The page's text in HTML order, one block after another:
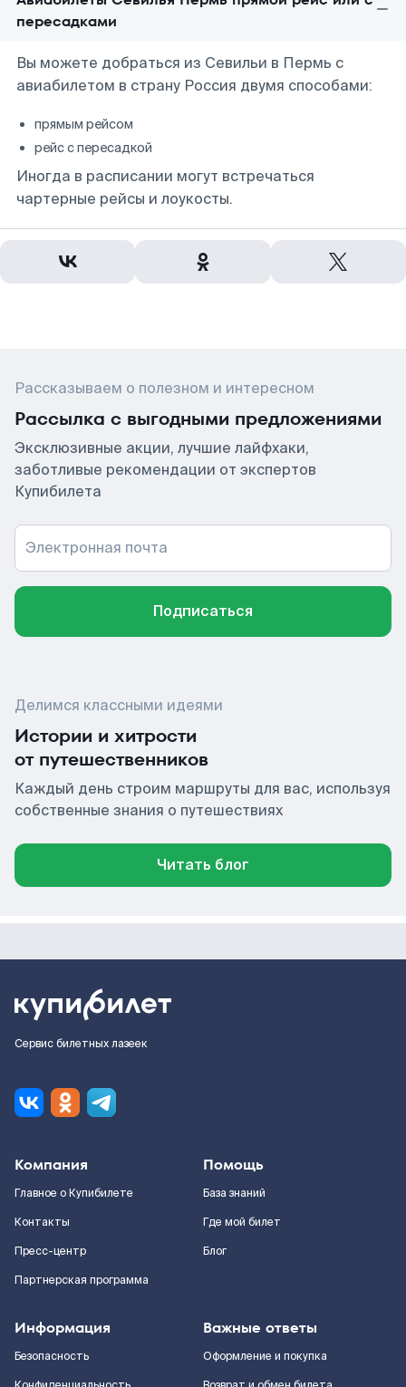
пересадками
Вы можете добраться из Севильи в Пермь с
авиабилетом в страну Россия двумя способами:
прямым рейсом
рейс с пересадкой
Иногда в расписании могут встречаться
чартерные рейсы и лоукосты.
Рассказываем о полезном и интересном
Рассылка с выгодными предложениями
Эксклюзивные акции, лучшие лайфхаки,
заботливые рекомендации от экспертов
Купибилета
Электронная почта
Подписаться
Делимся классными идеями
Истории и хитрости
от путешественников
Каждый день строим маршруты для вас, используя
собственные знания о путешествиях
Читать блог
Сервис билетных лазеек
Компания
Главное о Купибилете
Контакты
Пресс-центр
Партнерская программа
Помощь
База знаний
Где мой билет
Блог
Информация
Безопасность
Важные ответы
Оформление и покупка